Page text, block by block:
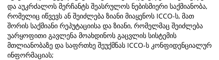
და აუკრძალოს მერჩანტს შეასრულოს ნებისმიერი საქმიანობა,
რომელიც იწვევს ან შეიძლება ზიანი მიაყენოს ICCO-ს, მათ
შორის საქმიანი რეპუტაციისა და ზიანი, რომელმაც შეიძლება
უარყოფითი გავლენა მოახდინოს გაცვლის სისტემის
მთლიანობაზე და საფრთხე შეუქმნას ICCO-ს კონფიდენციალურ
ინფორმაციას;